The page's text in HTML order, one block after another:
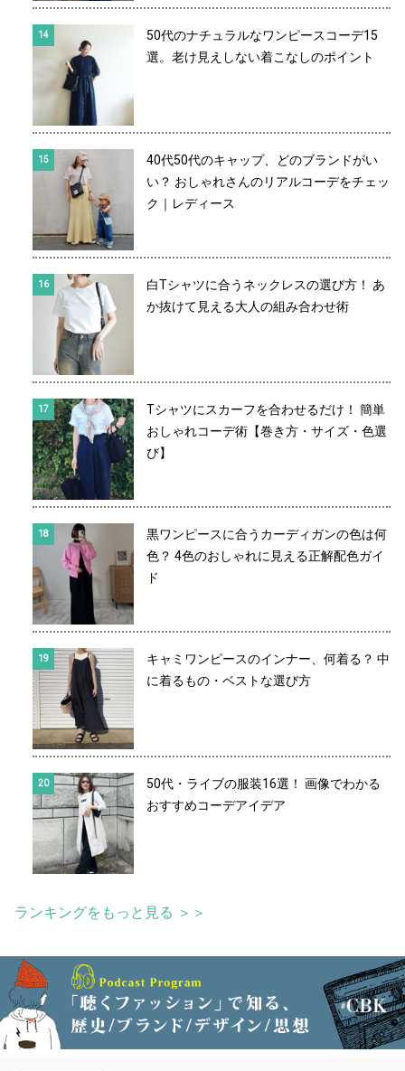
50代のナチュラルなワンピースコーデ15
選。老け見えしない着こなしのポイント
40代50代のキャップ、どのブランドがい
い？ おしゃれさんのリアルコーデをチェッ
ク｜レディース
白Tシャツに合うネックレスの選び方！ あ
か抜けて見える大人の組み合わせ術
Tシャツにスカーフを合わせるだけ！ 簡単
おしゃれコーデ術【巻き方・サイズ・色選
び】
黒ワンピースに合うカーディガンの色は何
色？ 4色のおしゃれに見える正解配色ガイ
ド
キャミワンピースのインナー、何着る？ 中
に着るもの・ベストな選び方
50代・ライブの服装16選！ 画像でわかる
おすすめコーデアイデア
ランキングをもっと見る ＞＞